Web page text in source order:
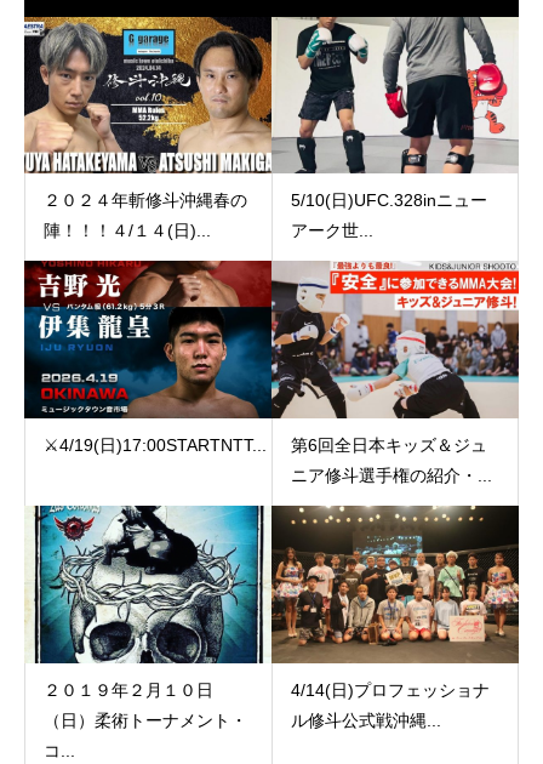
２０２４年斬修斗沖縄春の
陣！！！４/１４(日)...
5/10(日)UFC.328inニュー
アーク世...
⚔️4/19(日)17:00️STARTNTT...
第6回全日本キッズ＆ジュ
ニア修斗選手権の紹介・...
２０１９年２月１０日
（日）柔術トーナメント・
コ...
4/14(日)プロフェッショナ
ル修斗公式戦沖縄...